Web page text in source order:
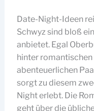
Date-Night-Ideen
Schwyz sind bloß
anbietet. Egal
hinter
abenteuerlichen
sorgt zu diesem
Night erlebt. Die
geht über die